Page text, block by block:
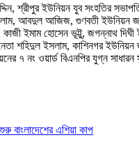
উদ্দিন, শ্রীপুর ইউনিয়ন যুব সংহতির
আবদুল আজিজ, গুণবতী ইউনিয়ন
ইমাম হোসেন ভূট্টু, জগন্নাথ দিঘী
শহিদুল ইসলাম, কাশিনগর
৭ নং ওয়ার্ড বিএনপির যুগ্ন
বাংলাদেশের এশিয়া কাপ